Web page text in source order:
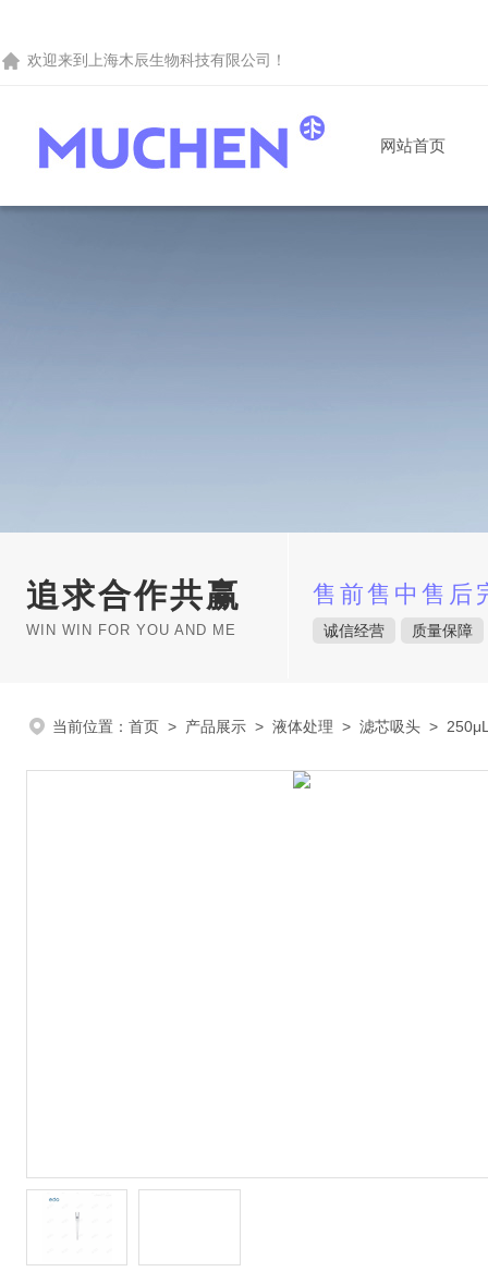
欢迎来到 上海木辰生物科技有限公司 ！
网站首页
追求合作共赢
WIN WIN FOR YOU AND ME
售前售中售后
诚信经营 质量保障
当前位置： 首页 > 产品展示 > 液体处理 > 滤芯吸头 >